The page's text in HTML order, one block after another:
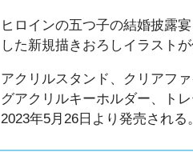
ヒロインの五つ子の結婚披露
した新規描きおろしイラスト
アクリルスタンド、クリアフ
グアクリルキーホルダー、ト
2023年5月26日より発売される。